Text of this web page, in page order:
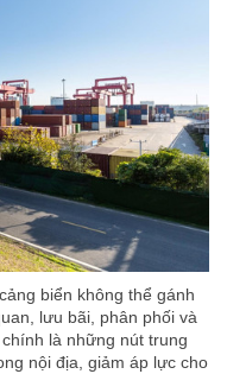
biển không thể gánh
lưu bãi, phân phối và
là những nút trung
nội địa, giảm áp lực cho